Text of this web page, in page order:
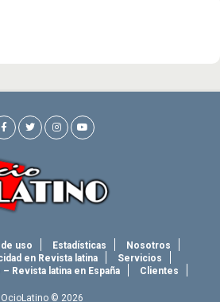
uso Estadísticas
Nosotros
en Revista latina
Servicios
Revista latina en España
Clientes
OcioLatino © 2026